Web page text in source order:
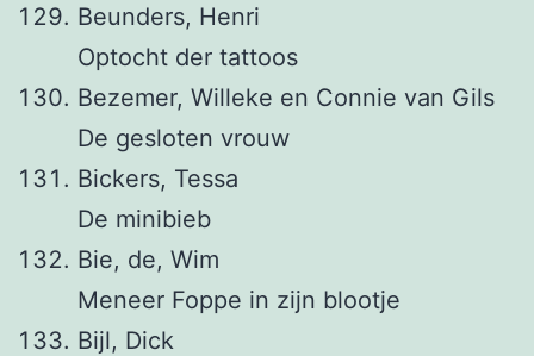
Beunders, Henri
Optocht der tattoos
Bezemer, Willeke en Connie van Gils
De gesloten vrouw
Bickers, Tessa
De minibieb
Bie, de, Wim
Meneer Foppe in zijn blootje
Bijl, Dick